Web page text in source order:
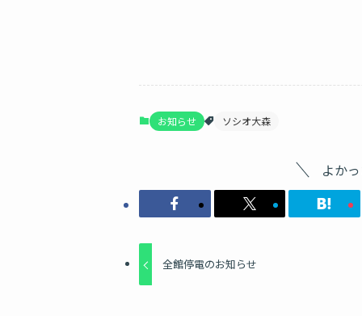
お知らせ ソシオ大森
よか
全館停電のお知らせ